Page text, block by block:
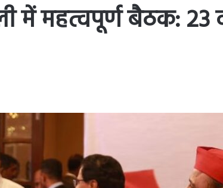
में महत्वपूर्ण बैठक: